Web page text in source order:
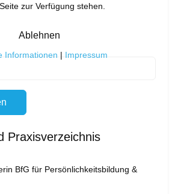
Praxisverzeichnis
BfG für Persönlichkeitsbildung &
zur Verfügung stehen.
Ablehnen
Informationen | Impressum